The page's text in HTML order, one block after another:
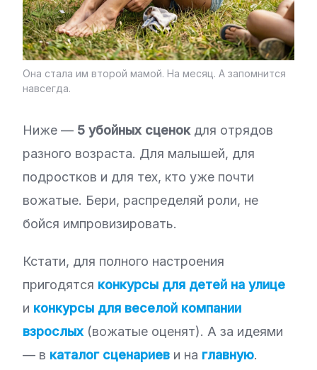
Она стала им второй мамой. На месяц. А запомнится
навсегда.
Ниже — 5 убойных сценокдля отрядов
разного возраста. Для малышей, для
подростков и для тех, кто уже почти
вожатые. Бери, распределяй роли, не
бойся импровизировать.
Кстати, для полного настроения
пригодятся конкурсы для детей на улице
и конкурсы для веселой компании
взрослых (вожатые оценят). А за идеями
— в каталог сценариев и на главную.